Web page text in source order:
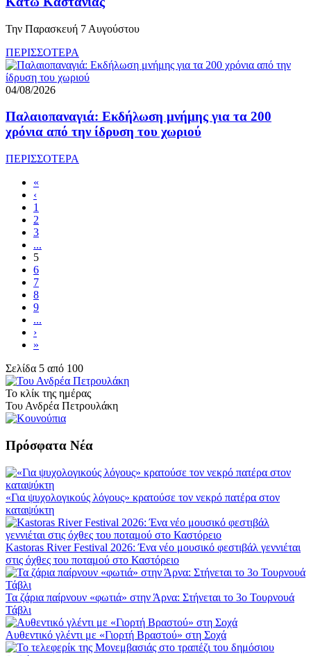
Την Παρασκευή 7 Αυγούστου
ΠΕΡΙΣΣΟΤΕΡΑ
04/08/2026
Παλαιοπαναγιά: Εκδήλωση μνήμης για τα 200
χρόνια από την ίδρυση του χωριού
ΠΕΡΙΣΣΟΤΕΡΑ
«
‹
1
2
3
...
5
6
7
8
9
...
›
»
Σελίδα 5 από 100
Το κλίκ της ημέρας
Του Ανδρέα Πετρουλάκη
Πρόσφατα Νέα
«Για ψυχολογικούς λόγους» κρατούσε τον νεκρό πατέρα στον
καταψύκτη
Kastoras River Festival 2026: Ένα νέο μουσικό φεστιβάλ γεννιέται
στις όχθες του ποταμού στο Καστόρειο
Τα ζάρια παίρνουν «φωτιά» στην Άρνα: Στήνεται το 3ο Τουρνουά
Τάβλι
Αυθεντικό γλέντι με «Γιορτή Βραστού» στη Σοχά